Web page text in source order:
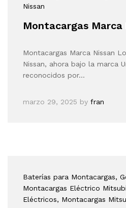
Nissan
Montacargas Marca
Montacargas Marca Nissan
Nissan, ahora bajo la marca
reconocidos por…
marzo 29, 2025 by fran
Baterías para Montacargas,
Montacargas Eléctrico
Eléctricos, Montacargas